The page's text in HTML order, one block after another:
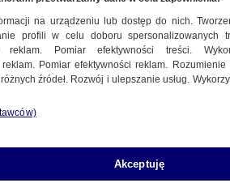
na urządzeniu lub dostęp do nich.
profili w celu doboru spersonalizowanych
reklam. Pomiar efektywności treści.
Pomiar efektywności reklam.
źródeł. Rozwój i ulepszanie usług.
Akceptuję